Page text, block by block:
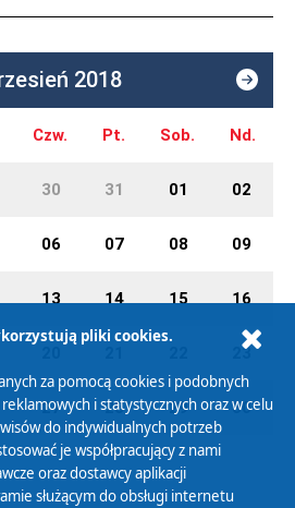
2018
Czw. Pt. Sob. Nd.
30 31 01 02
06 07 08 09
13 14 15 16
23
27 28 29 30
pliki cookies.
za pomocą cookies i podobnych
i statystycznych oraz w celu
do indywidualnych potrzeb
je współpracujący z nami
oraz dostawcy aplikacji
służącym do obsługi internetu